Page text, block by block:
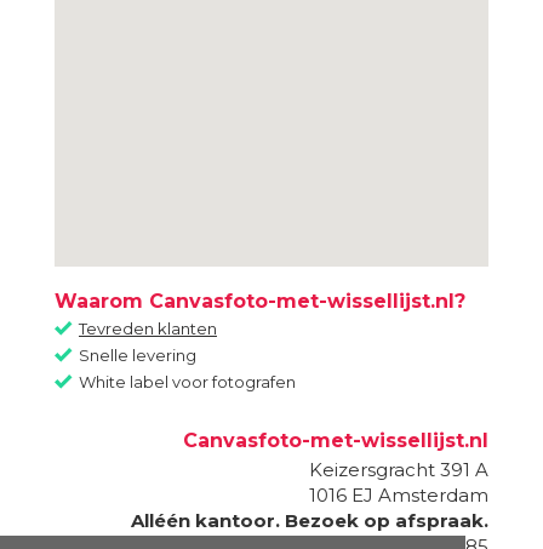
Waarom Canvasfoto-met-wissellijst.nl?
Tevreden klanten
Snelle levering
White label voor fotografen
Canvasfoto-met-wissellijst.nl
Keizersgracht 391 A
1016 EJ Amsterdam
Alléén kantoor. Bezoek op afspraak.